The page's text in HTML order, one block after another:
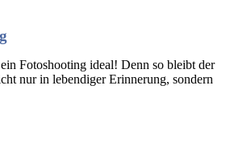
Fotoshooting ideal! Denn so bleibt der
nur in lebendiger Erinnerung, sondern